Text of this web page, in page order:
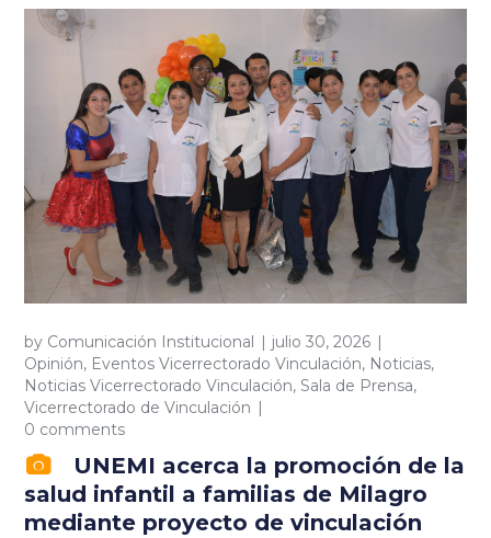
by Comunicación Institucional
julio 30, 2026
Opinión, Eventos Vicerrectorado Vinculación, Noticias,
Noticias Vicerrectorado Vinculación, Sala de Prensa,
Vicerrectorado de Vinculación
0 comments
UNEMI acerca la promoción de la
salud infantil a familias de Milagro
mediante proyecto de vinculación